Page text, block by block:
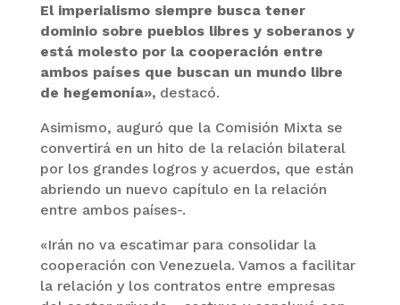
El imperialismo siempre busca tener
dominio sobre pueblos libres y soberanos y
está molesto por la cooperación entre
ambos países que buscan un mundo libre
de hegemonía»,destacó.
Asimismo, auguró que la Comisión Mixta se
convertirá en un hito de la relación bilateral
por los grandes logros y acuerdos, que están
abriendo un nuevo capítulo en la relación
entre ambos países-.
«Irán no va escatimar para consolidar la
cooperación con Venezuela. Vamos a facilitar
la relación y los contratos entre empresas